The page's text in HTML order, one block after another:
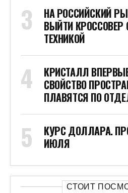
НА РОССИЙСКИЙ
ВЫЙТИ КРОССОВЕР
ТЕХНИКОЙ
КРИСТАЛЛ
СВОЙСТВО
ПЛАВЯТСЯ ПО
КУРС ДОЛЛАРА.
ИЮЛЯ
СТОИТ